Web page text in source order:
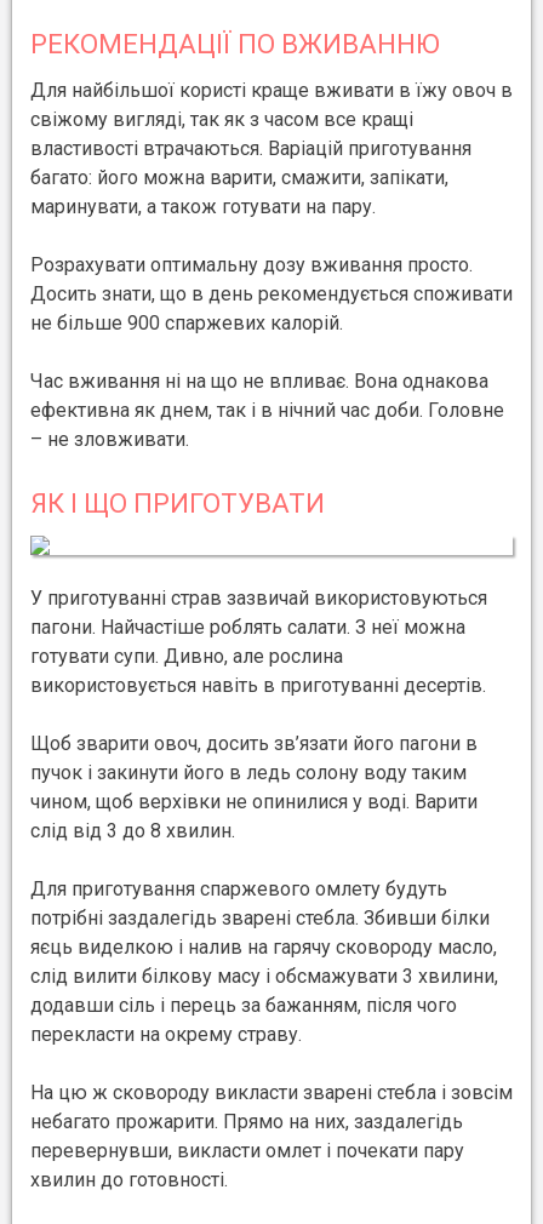
РЕКОМЕНДАЦІЇ ПО ВЖИВАННЮ
Для найбільшої користі краще вживати в їжу овоч в
свіжому вигляді, так як з часом все кращі
властивості втрачаються. Варіацій приготування
багато: його можна варити, смажити, запікати,
маринувати, а також готувати на пару.
Розрахувати оптимальну дозу вживання просто.
Досить знати, що в день рекомендується споживати
не більше 900 спаржевих калорій.
Час вживання ні на що не впливає. Вона однакова
ефективна як днем, так і в нічний час доби. Головне
– не зловживати.
ЯК І ЩО ПРИГОТУВАТИ
У приготуванні страв зазвичай використовуються
пагони. Найчастіше роблять салати. З неї можна
готувати супи. Дивно, але рослина
використовується навіть в приготуванні десертів.
Щоб зварити овоч, досить зв’язати його пагони в
пучок і закинути його в ледь солону воду таким
чином, щоб верхівки не опинилися у воді. Варити
слід від 3 до 8 хвилин.
Для приготування спаржевого омлету будуть
потрібні заздалегідь зварені стебла. Збивши білки
яєць виделкою і налив на гарячу сковороду масло,
слід вилити білкову масу і обсмажувати 3 хвилини,
додавши сіль і перець за бажанням, після чого
перекласти на окрему страву.
На цю ж сковороду викласти зварені стебла і зовсім
небагато прожарити. Прямо на них, заздалегідь
перевернувши, викласти омлет і почекати пару
хвилин до готовності.